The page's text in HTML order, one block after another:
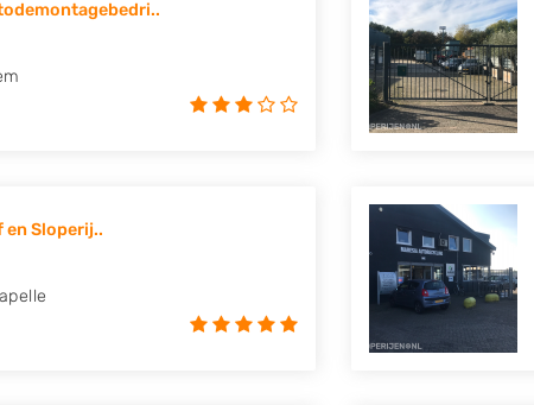
Benz, Mitsubishi, Nissan, Opel,
Suzuki, Tesla, Toyota,
en Sloperij..